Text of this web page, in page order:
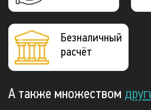
Безналичный
расчёт
А также множеством